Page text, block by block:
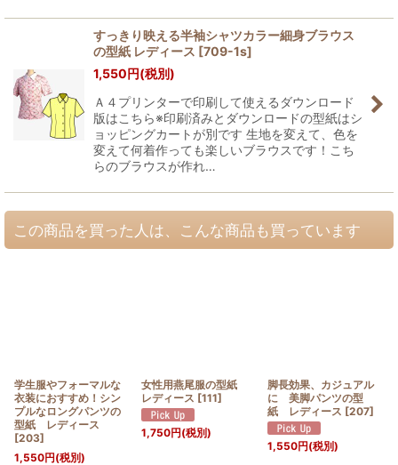
すっきり映える半袖シャツカラー細身ブラウス
の型紙 レディース [709-1s]
1,550円(税別)
Ａ４プリンターで印刷して使えるダウンロード
版はこちら※印刷済みとダウンロードの型紙はシ
ョッピングカートが別です 生地を変えて、色を
変えて何着作っても楽しいブラウスです！こち
らのブラウスが作れ…
この商品を買った人は、こんな商品も買っています
学生服やフォーマルな
衣装におすすめ！シン
プルなロングパンツの
型紙 レディース
[203]
1,550円(税別)
女性用燕尾服の型紙
レディース [111]
1,750円(税別)
脚長効果、カジュアル
に 美脚パンツの型
紙 レディース [207]
1,550円(税別)